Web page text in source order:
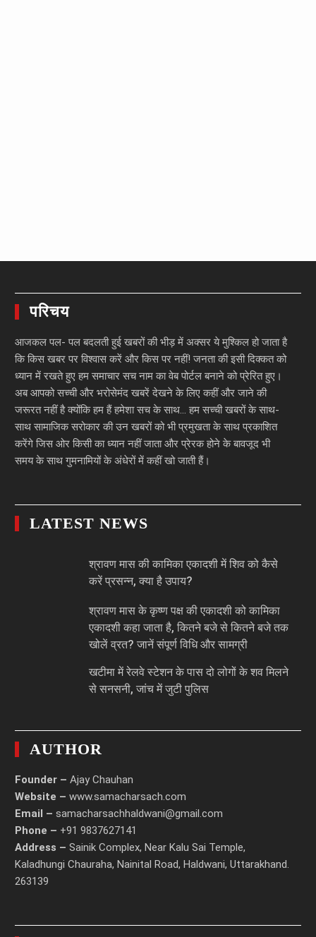
परिचय
आजकल पल- पल बदलती हुई खबरों की भीड़ में अक्सर ये मुश्किल हो जाता है
कि किस खबर पर विश्वास करें और किस पर नहीं! जनता की इसी दिक्कत को
ध्यान में रखते हुए हम समाचार सच नाम का वेब पोर्टल बनाने को प्रेरित हुए।
अब आपको सच्ची और भरोसेमंद खबरें देखने के लिए कहीं और जाने की
जरूरत नहीं है क्योंकि हम हैं हमेशा सच के साथ… हम सच्ची खबरों के साथ-
साथ सामाजिक सरोकार की उन खबरों को भी प्रमुखता के साथ प्रकाशित
करेंगे जिस ओर किसी का ध्यान नहीं जाता और प्रेरक होने के बावजूद भी
समय के साथ गुमनामियों के अंधेरों में कहीं खो जाती हैं।
LATEST NEWS
श्रावण मास की कामिका एकादशी में शिव को कैसे
करें प्रसन्न, क्या है उपाय?
श्रावण मास के कृष्ण पक्ष की एकादशी को कामिका
एकादशी कहा जाता है, कितने बजे से कितने बजे तक
खोलें व्रत? जानें संपूर्ण विधि और सामग्री
खटीमा में रेलवे स्टेशन के पास दो लोगों के शव मिलने
से सनसनी, जांच में जुटी पुलिस
AUTHOR
Founder – Ajay Chauhan
Website – www.samacharsach.com
Email – samacharsachhaldwani@gmail.com
Phone – +91 9837627141
Address – Sainik Complex, Near Kalu Sai Temple,
Kaladhungi Chauraha, Nainital Road, Haldwani, Uttarakhand.
263139